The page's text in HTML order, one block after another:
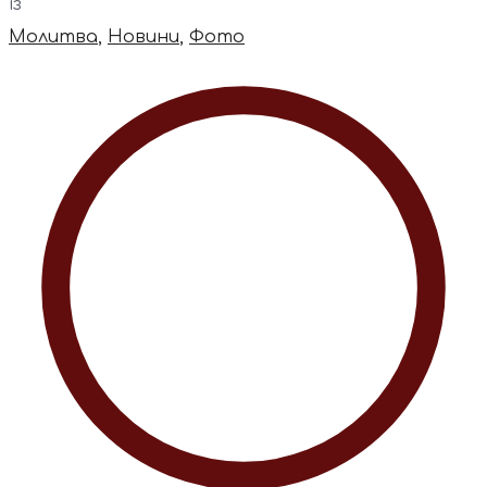
Молитва
Новини Фото